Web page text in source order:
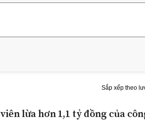
Sắp xếp theo
lừa hơn 1,1 tỷ đồng của